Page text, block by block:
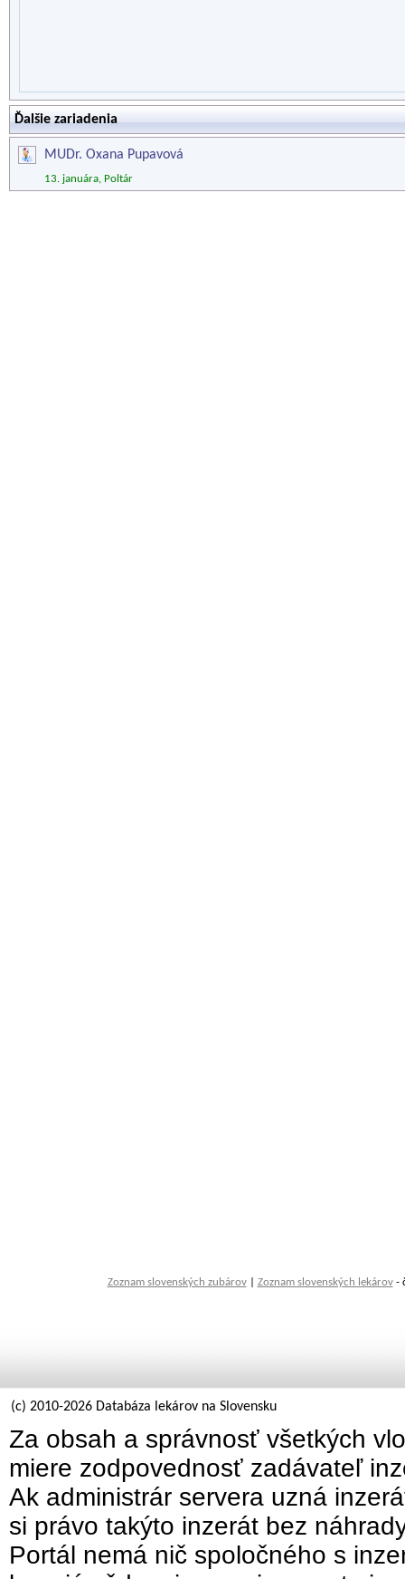
Ďalšie zariadenia
MUDr. Oxana Pupavová
13. januára, Poltár
Zoznam slovenských zubárov| Zoznam slovenských lekárov-
(c) 2010-2026 Databáza lekárov na Slovensku
Za obsah a správnosť všetkých
miere zodpovednosť zadávateľ
Ak administrár servera uzná
si právo takýto inzerát bez
Portál nemá nič spoločného s